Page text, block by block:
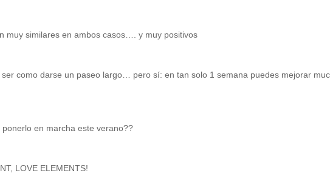
muy similares en ambos casos…. y muy positivos
ser como darse un paseo largo… pero sí: en tan solo 1 semana puedes mejorar
en marcha este verano??
LOVE ELEMENTS!